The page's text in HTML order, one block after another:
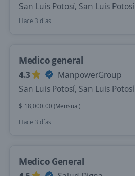
San Luis Potosí, San Luis Potosí
Hace 3 días
Medico general
4.3
ManpowerGroup
San Luis Potosí, San Luis Potosí
$ 18,000.00 (Mensual)
Hace 3 días
Medico General